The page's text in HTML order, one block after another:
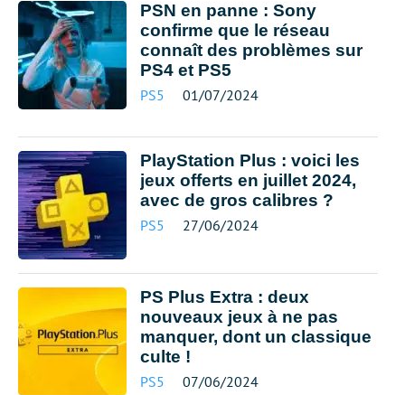
PSN en panne : Sony
confirme que le réseau
connaît des problèmes sur
PS4 et PS5
PS5 01/07/2024
PlayStation Plus : voici les
jeux offerts en juillet 2024,
avec de gros calibres ?
PS5 27/06/2024
PS Plus Extra : deux
nouveaux jeux à ne pas
manquer, dont un classique
culte !
PS5 07/06/2024